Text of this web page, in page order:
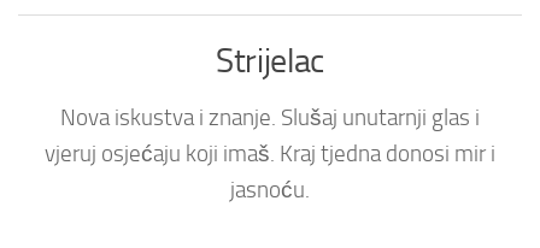
Strijelac
Nova iskustva i znanje. Slušaj unutarnji glas i
vjeruj osjećaju koji imaš. Kraj tjedna donosi mir i
jasnoću.